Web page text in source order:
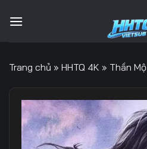
qua
Trang chủ » HHTQ 4K » Thần Mộ